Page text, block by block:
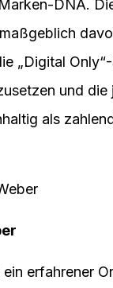
DNA.
„Digital
und die
als
erfahrener